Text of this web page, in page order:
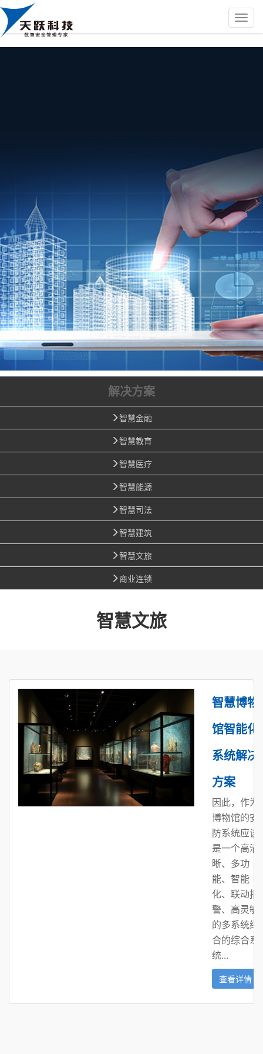
解决方案
智慧金融
智慧教育
智慧医疗
智慧能源
智慧司法
智慧建筑
智慧文旅
商业连锁
智慧文旅
智慧博物
馆智能化
系统解决
方案
因此，作为
博物馆的安
防系统应该
是一个高清
晰、多功
能、智能
化、联动报
警、高灵敏
的多系统结
合的综合系
统...
查看详情